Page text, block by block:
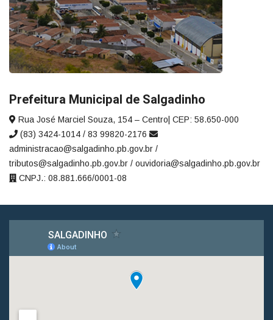
Prefeitura Municipal de Salgadinho
Rua José Marciel Souza, 154 – Centro| CEP: 58.650-000
(83) 3424-1014 / 83 99820-2176
administracao@salgadinho.pb.gov.br /
tributos@salgadinho.pb.gov.br / ouvidoria@salgadinho.pb.gov.br
CNPJ.: 08.881.666/0001-08